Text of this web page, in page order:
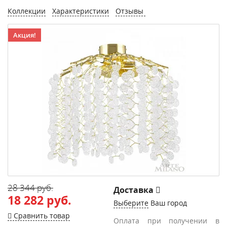
Коллекции Характеристики Отзывы
Акция!
28 344 руб.
18 282 руб.
Сравнить товар
Доставка
Выберите Ваш город
Оплата при получении в